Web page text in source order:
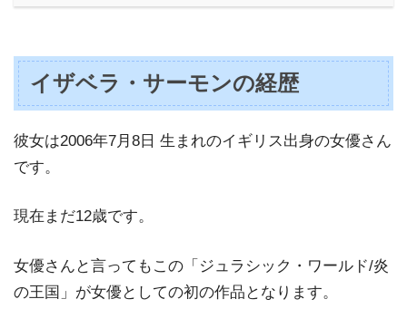
イザベラ・サーモンの経歴
彼女は2006年7月8日 生まれのイギリス出身の女優さん
です。
現在まだ12歳です。
女優さんと言ってもこの「ジュラシック・ワールド/炎
の王国」が女優としての初の作品となります。